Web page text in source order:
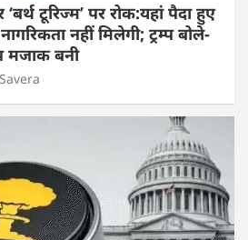
टूरिज्म’ पर रोक:यहां पैदा हुए
नहीं मिलेगी; ट्रम्प बोले-
मजाक बनी